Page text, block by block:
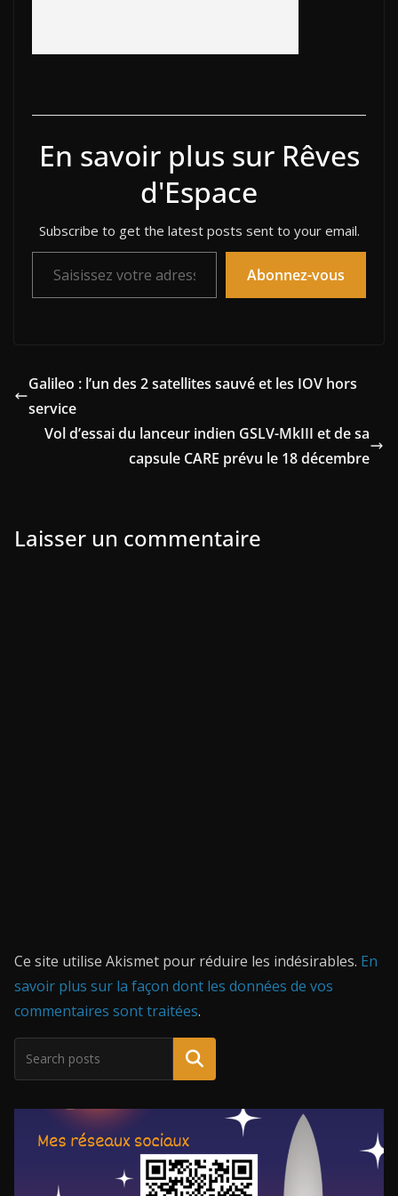
En savoir plus sur Rêves
d'Espace
Subscribe to get the latest posts sent to your email.
Saisissez votre adresse e-mail…
Abonnez-vous
Galileo : l’un des 2 satellites sauvé et les IOV hors
service
Vol d’essai du lanceur indien GSLV-MkIII et de sa
capsule CARE prévu le 18 décembre
Laisser un commentaire
Ce site utilise Akismet pour réduire les indésirables. En
savoir plus sur la façon dont les données de vos
commentaires sont traitées.